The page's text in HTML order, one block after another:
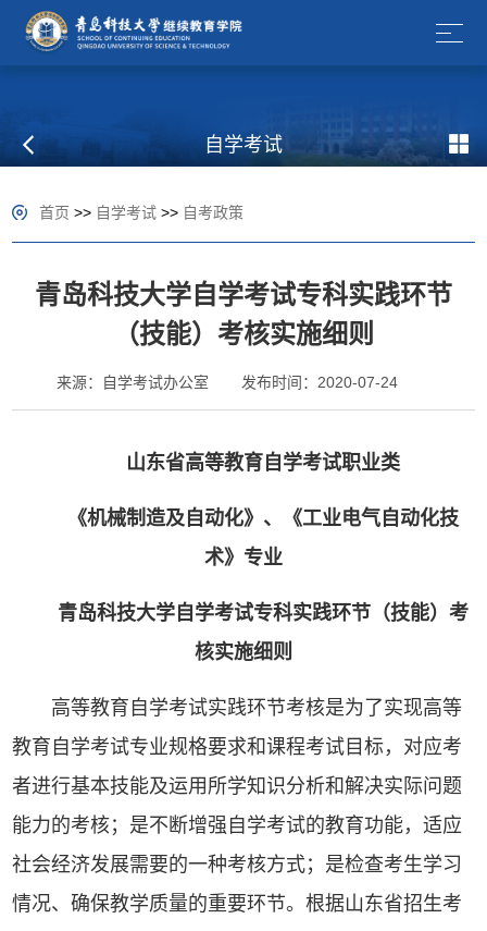
自学考试
首页 >> 自学考试 >> 自考政策
青岛科技大学自学考试专科实践环节
（技能）考核实施细则
来源：自学考试办公室 发布时间：2020-07-24
山东省高等教育自学考试职业类
《机械制造及自动化》、《工业电气自动化技
术》专业
青岛科技大学自学考试专科实践环节（技能）考
核实施细则
高等教育自学考试实践环节考核是为了实现高等
教育自学考试专业规格要求和课程考试目标，对应考
者进行基本技能及运用所学知识分析和解决实际问题
能力的考核；是不断增强自学考试的教育功能，适应
社会经济发展需要的一种考核方式；是检查考生学习
情况、确保教学质量的重要环节。根据山东省招生考